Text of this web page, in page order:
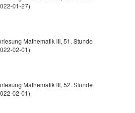
01-27)
Mathematik III, 51. Stunde
02-01)
Mathematik III, 52. Stunde
02-01)